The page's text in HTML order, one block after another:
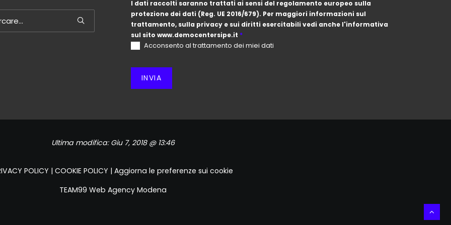
I dati raccolti saranno trattati ai sensi del regolamento europeo sulla
protezione dei dati (Reg. UE 2016/679). Per maggiori informazioni sul
trattamento, sulla privacy e sui diritti esercitabili vedi anche l'informativa
sul sito www.democentersipe.it *
Acconsento al trattamento dei miei dati
INVIA
Ultima modifica: Giu 7, 2018 @ 13:46
POLICY | COOKIE POLICY | Aggiorna le preferenze sui cookie
TEAM99 Web Agency Modena